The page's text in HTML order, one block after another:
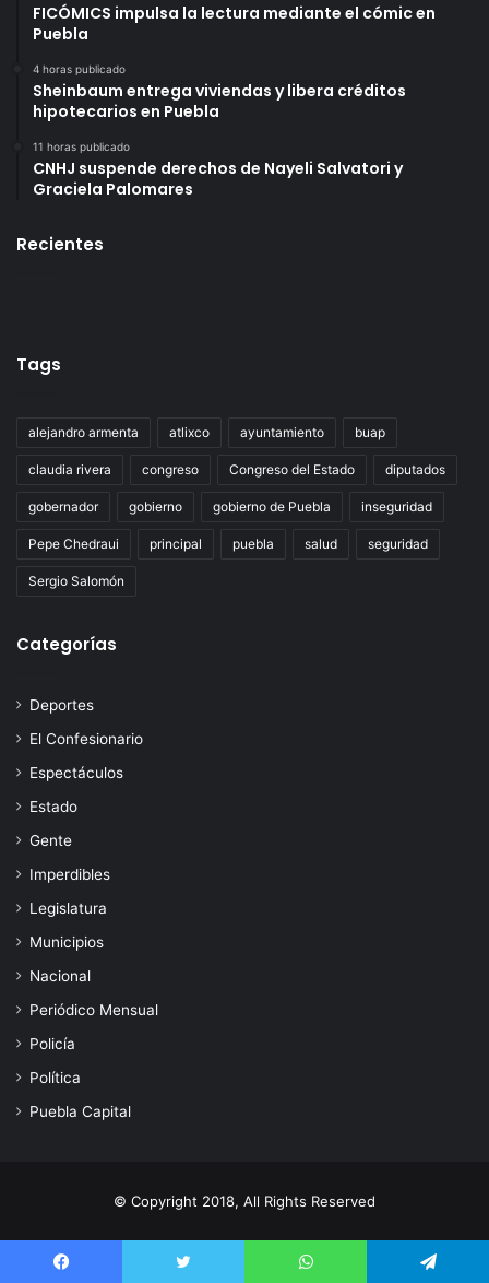
FICÓMICS impulsa la lectura mediante el cómic en
Puebla
4 horas publicado
Sheinbaum entrega viviendas y libera créditos
hipotecarios en Puebla
11 horas publicado
CNHJ suspende derechos de Nayeli Salvatori y
Graciela Palomares
Recientes
Tags
alejandro armenta atlixco ayuntamiento buap
claudia rivera congreso Congreso del Estado diputados
gobernador gobierno gobierno de Puebla inseguridad
Pepe Chedraui principal puebla salud seguridad
Sergio Salomón
Categorías
Deportes
El Confesionario
Espectáculos
Estado
Gente
Imperdibles
Legislatura
Municipios
Nacional
Periódico Mensual
Policía
Política
Puebla Capital
© Copyright 2018, All Rights Reserved